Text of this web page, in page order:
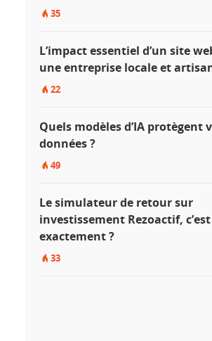
35
L’impact essentiel d’un site
une entreprise locale et
22
Quels modèles d’IA protègent
données ?
49
Le simulateur de retour sur
investissement Rezoactif,
exactement ?
33